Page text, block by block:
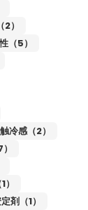
）
（5）
冷感（2）
剤（1）